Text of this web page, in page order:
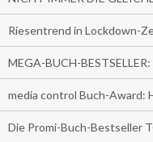
Riesentrend in Lockdown-
MEGA-BUCH-
media control Buch-Award:
Die Promi-Buch-Bestseller